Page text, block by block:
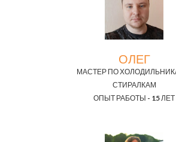
ОЛЕГ
МАСТЕР ПО
СТИРАЛКАМ
ОПЫТ РАБОТЫ - 15 ЛЕТ